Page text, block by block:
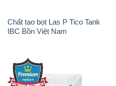
Chất tạo bọt Las P Tico Tank
IBC Bồn Việt Nam